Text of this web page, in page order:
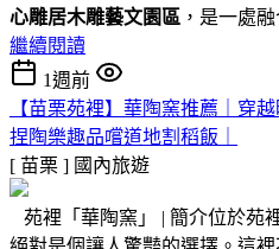
心雕居木雕藝文園區 ，是一處
繼續閱讀
1週前
【苗栗苑裡】華陶窯推薦｜穿
捏陶樂趣品嚐道地割稻飯｜
[ 苗栗 ] 國內旅遊
苑裡「華陶窯」 | 簡介位於苑